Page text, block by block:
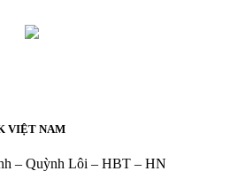
VIỆT NAM
– Quỳnh Lôi – HBT – HN